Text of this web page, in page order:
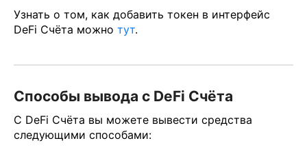
Узнать о том, как добавить токен в интерфейс
DeFi Счёта можно тут.
Способы вывода с DeFi Счёта
С DeFi Счёта вы можете вывести средства
следующими способами: